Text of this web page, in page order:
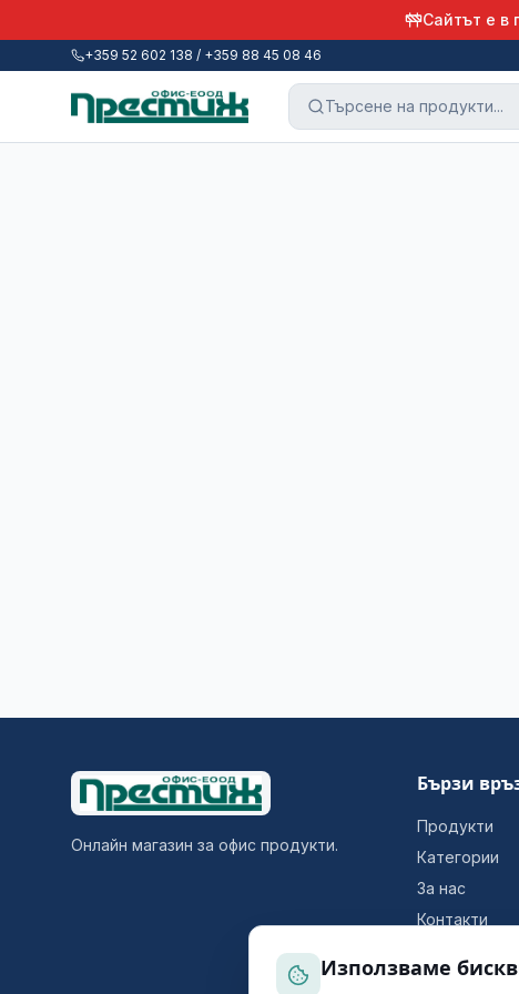
Сайтът е в
+359 52 602 138 / +359 88 45 08 46
Онлайн магазин за офис продукти.
Бързи
Продукти
Категории
За нас
Контакти
Използваме